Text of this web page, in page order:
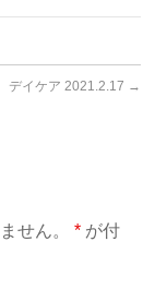
デイケア 2021.2.17 →
せん。 * が付